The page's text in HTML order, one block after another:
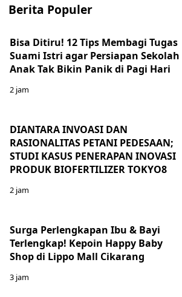
Berita Populer
Bisa Ditiru! 12 Tips Membagi Tugas
Suami Istri agar Persiapan Sekolah
Anak Tak Bikin Panik di Pagi Hari
2 jam
DIANTARA INVOASI DAN
RASIONALITAS PETANI PEDESAAN;
STUDI KASUS PENERAPAN INOVASI
PRODUK BIOFERTILIZER TOKYO8
2 jam
Surga Perlengkapan Ibu & Bayi
Terlengkap! Kepoin Happy Baby
Shop di Lippo Mall Cikarang
3 jam